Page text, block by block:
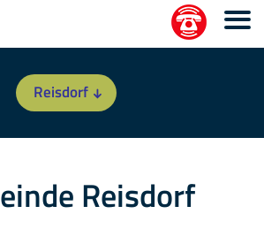
Reisdorf
Reisdorf